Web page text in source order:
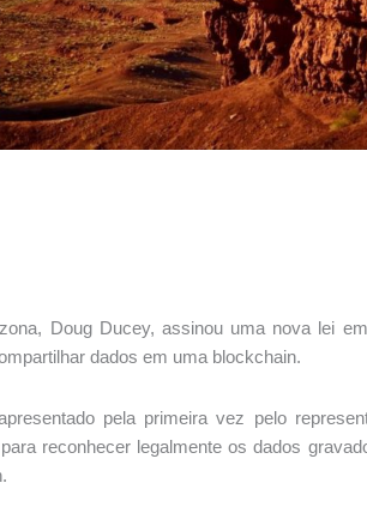
Doug Ducey, assinou uma nova lei
dados em uma blockchain.
pela primeira vez pelo
reconhecer legalmente os dados